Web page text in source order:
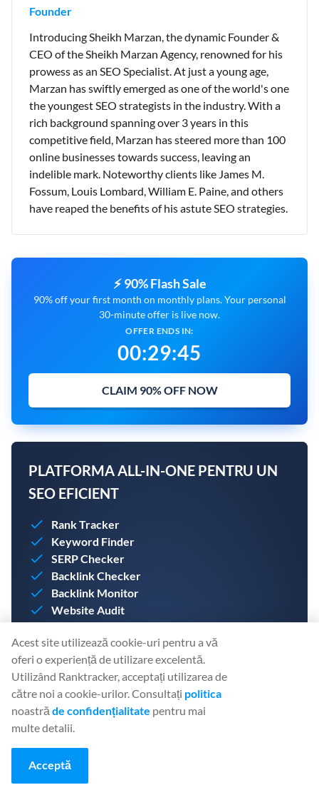
Founder
Introducing Sheikh Marzan, the dynamic Founder &
CEO of the Sheikh Marzan Agency, renowned for his
prowess as an SEO Specialist. At just a young age,
Marzan has swiftly emerged as one of the world's one
the youngest SEO strategists in the industry. With a
rich background spanning over 3 years in this
competitive field, Marzan has steered more than 100
online businesses towards success, leaving an
indelible mark. Noteworthy clients like James M.
Fossum, Louis Lombard, William E. Paine, and others
have reaped the benefits of his astute SEO strategies.
⚡ 90% Flash Sale
90% off your first month on monthly plans. Your personal
30-minute offer is live now.
OFFER ENDS IN:
00:29:44
CLAIM 90% OFF NOW
PLATFORMA ALL-IN-ONE PENTRU UN
SEO EFICIENT
Rank Tracker
Keyword Finder
SERP Checker
Backlink Checker
Backlink Monitor
Website Audit
AI Article Writer
Creați-vă un cont astăzi. Nu este nevoie de un card de
credit.
Acest site utilizează cookie-uri pentru a vă
oferi o experiență de utilizare excelentă.
Utilizând Ranktracker, acceptați utilizarea de
către noi a cookie-urilor. Consultați politica
noastră de confidențialitate pentru mai
multe detalii.
Acceptă